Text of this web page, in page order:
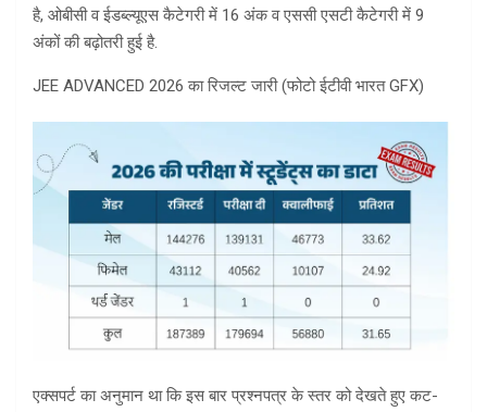
है, ओबीसी व ईडब्ल्यूएस कैटेगरी में 16 अंक व एससी एसटी कैटेगरी में 9
अंकों की बढ़ोतरी हुई है.
JEE ADVANCED 2026 का रिजल्ट जारी (फोटो ईटीवी भारत GFX)
एक्सपर्ट का अनुमान था कि इस बार प्रश्नपत्र के स्तर को देखते हुए कट-